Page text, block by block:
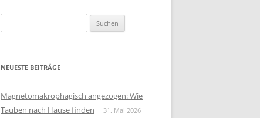
nach:
NEUESTE BEITRÄGE
Magnetomakrophagisch angezogen: Wie
Tauben nach Hause finden
31. Mai 2026